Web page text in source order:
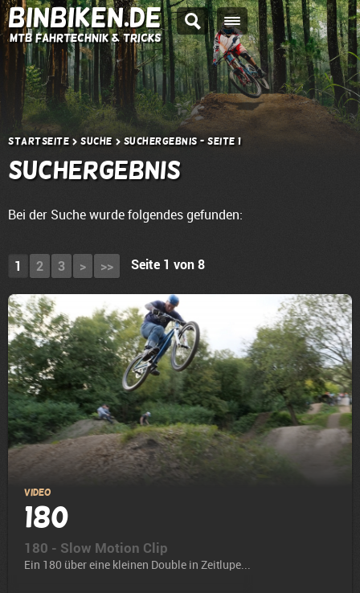
BINBIKEN.DE
MTB Fahrtechnik & Tricks
Startseite Suche Suchergebnis - Seite 1
Suchergebnis
Bei der Suche wurde folgendes gefunden:
1 2 3 > >> Seite 1 von 8
Video
180
180 - Slow Motion Clip
Ein 180 über eine kleinen Double in Zeitlupe...